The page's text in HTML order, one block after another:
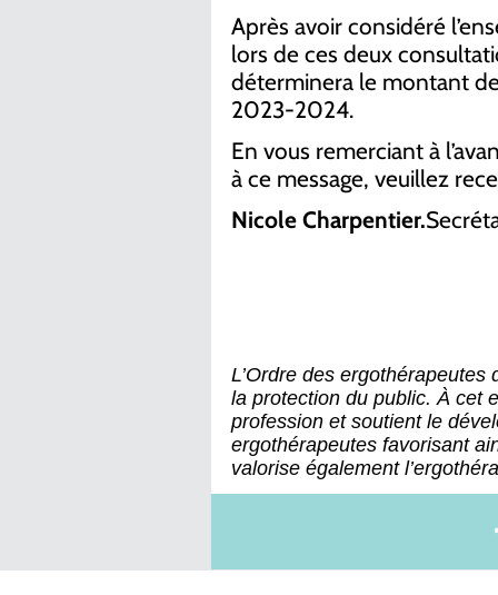
Après avoir considéré
lors de ces deux
déterminera le montant
2023-2024.
En vous remerciant à
à ce message, veuillez
Nicole Charpentier.
L’Ordre des ergothérapeutes
la protection du public. À cet
profession et soutient le
ergothérapeutes favorisant
valorise également